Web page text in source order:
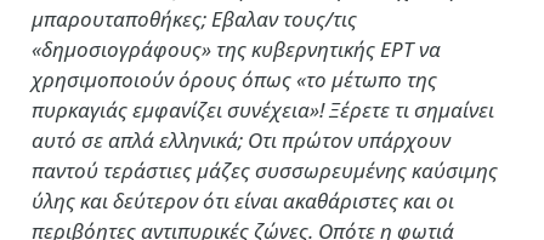
μπαρουταποθήκες; Εβαλαν τους/τις
«δημοσιογράφους» της κυβερνητικής ΕΡΤ να
χρησιμοποιούν όρους όπως «το μέτωπο της
πυρκαγιάς εμφανίζει συνέχεια»! Ξέρετε τι σημαίνει
αυτό σε απλά ελληνικά; Οτι πρώτον υπάρχουν
παντού τεράστιες μάζες συσσωρευμένης καύσιμης
ύλης και δεύτερον ότι είναι ακαθάριστες και οι
περιβόητες αντιπυρικές ζώνες. Οπότε η φωτιά